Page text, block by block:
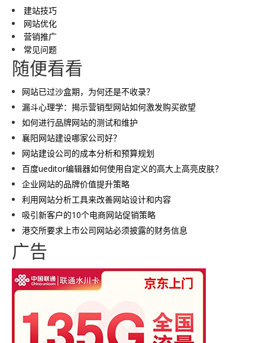
建站技巧
网站优化
营销推广
常见问题
随便看看
网站已过沙盒期，为何还是不收录？
漏斗心理学：揭示营销型网站如何激发购买欲望
如何进行品牌网站的测试和维护
襄阳网站建设哪家公司好？
网站建设公司的成本分析和预算规划
百度ueditor编辑器如何使用自定义的高大上高亮皮肤？
企业网站的品牌价值提升策略
利用网站分析工具来改善网站设计和内容
吸引新客户的10个电商网站促销策略
港交所要求上市公司网站必须披露的财务信息
广告